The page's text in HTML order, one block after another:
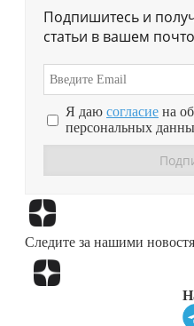
Подпишитесь и
статьи в вашем
Я даю согласие на
персональных
Следите за нашими